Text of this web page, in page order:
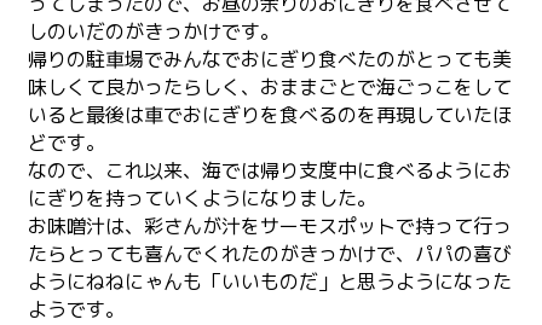
しのいだのがきっかけです。
帰りの駐車場でみんなでおにぎり食べたのがとっても美
味しくて良かったらしく、おままごとで海ごっこをして
いると最後は車でおにぎりを食べるのを再現していたほ
どです。
なので、これ以来、海では帰り支度中に食べるようにお
にぎりを持っていくようになりました。
お味噌汁は、彩さんが汁をサーモスポットで持って行っ
たらとっても喜んでくれたのがきっかけで、パパの喜び
ようにねねにゃんも「いいものだ」と思うようになった
ようです。